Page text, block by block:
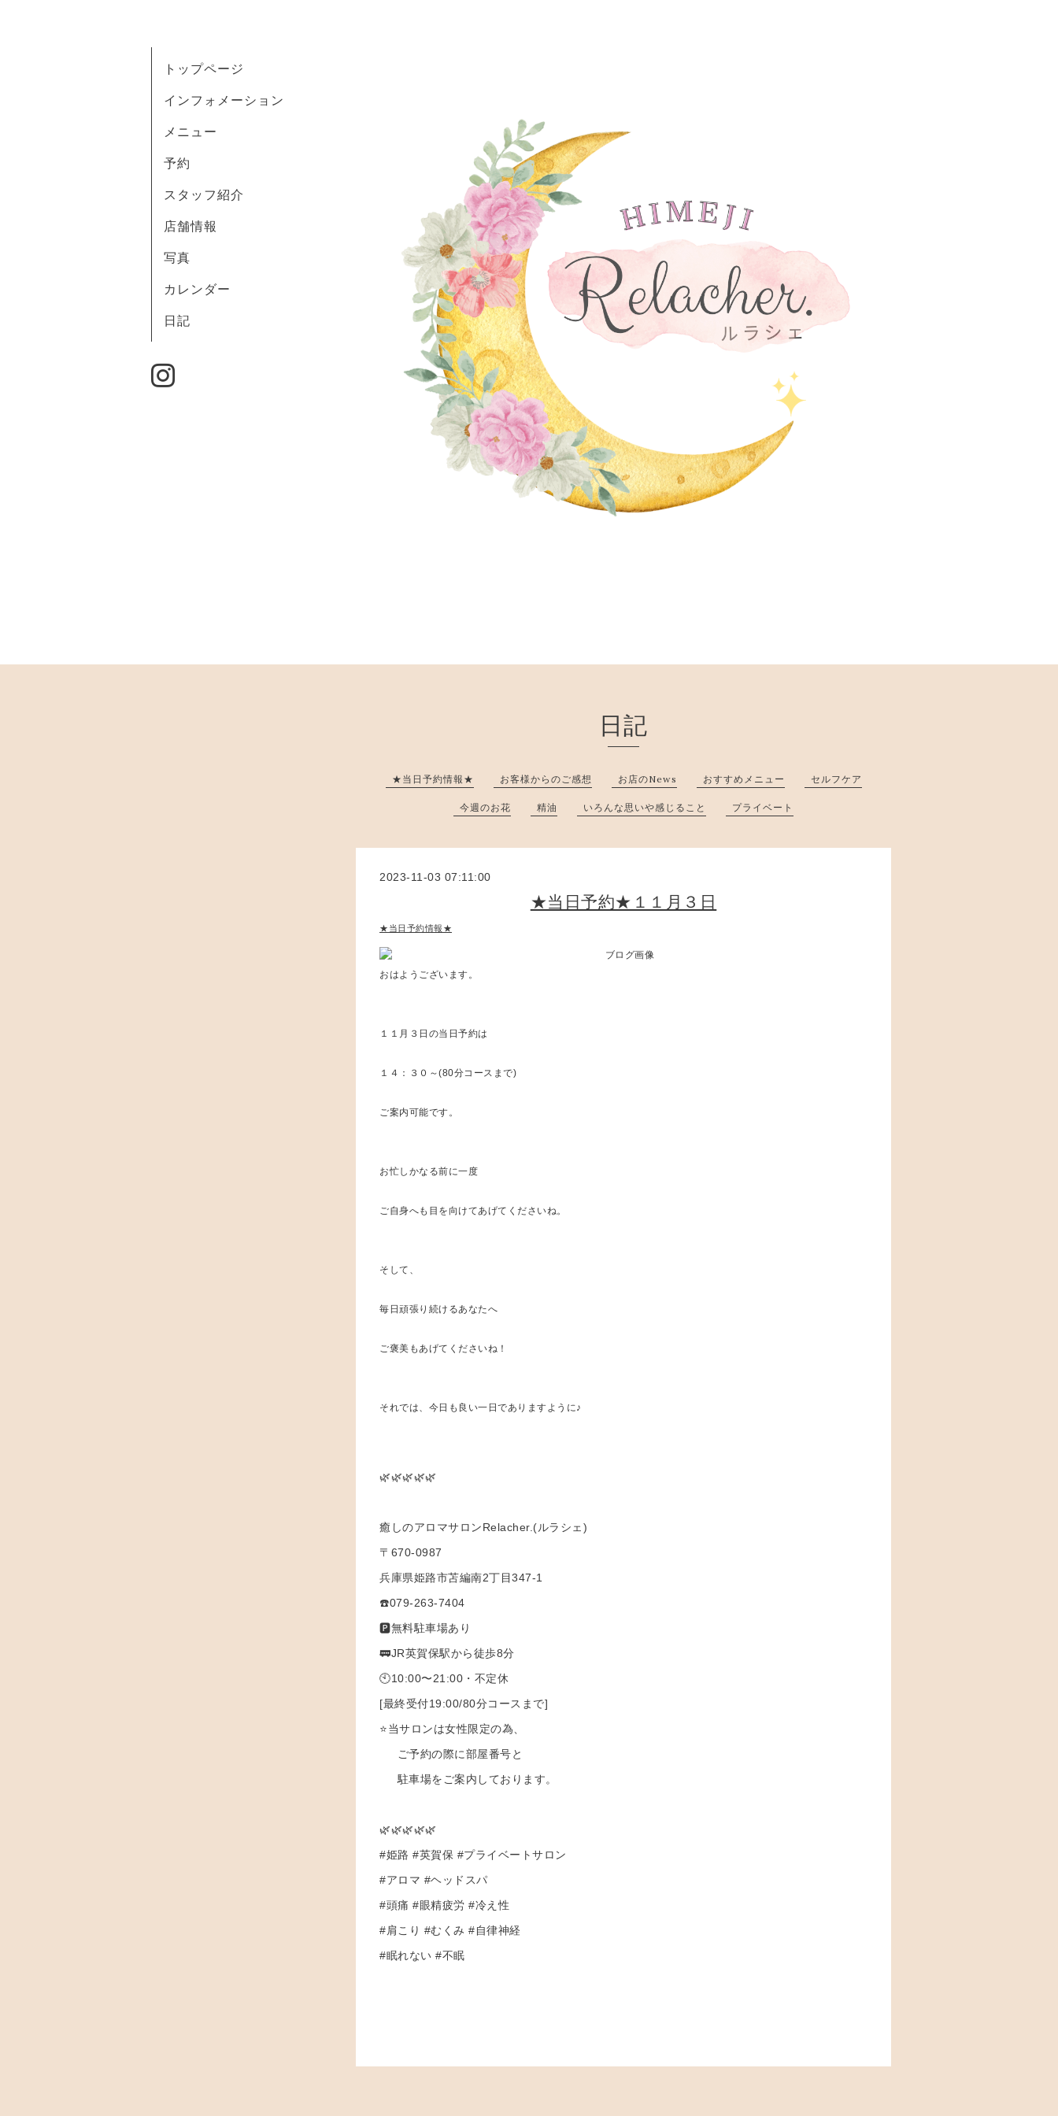
トップページ
インフォメーション
メニュー
予約
スタッフ紹介
店舗情報
写真
カレンダー
日記
日記
★当日予約情報★ お客様からのご感想 お店のNews おすすめメニュー セルフケア
今週のお花 精油 いろんな思いや感じること プライベート
2023-11-03 07:11:00
★当日予約★１１月３日
★当日予約情報★
おはようございます。
１１月３日の当日予約は
１４：３０～(80分コースまで)
ご案内可能です。
お忙しかなる前に一度
ご自身へも目を向けてあげてくださいね。
そして、
毎日頑張り続けるあなたへ
ご褒美もあげてくださいね！
それでは、今日も良い一日でありますように♪
🌿🌿🌿🌿🌿
癒しのアロマサロンRelacher.(ルラシェ)
〒670-0987
兵庫県姫路市苫編南2丁目347-1
☎️079-263-7404
🅿️無料駐車場あり
🚃JR英賀保駅から徒歩8分
🕙10:00〜21:00・不定休
[最終受付19:00/80分コースまで]
⭐️当サロンは女性限定の為、
ご予約の際に部屋番号と
駐車場をご案内しております。
🌿🌿🌿🌿🌿
#姫路 #英賀保 #プライベートサロン
#アロマ #ヘッドスパ
#頭痛 #眼精疲労 #冷え性
#肩こり #むくみ #自律神経
#眠れない #不眠